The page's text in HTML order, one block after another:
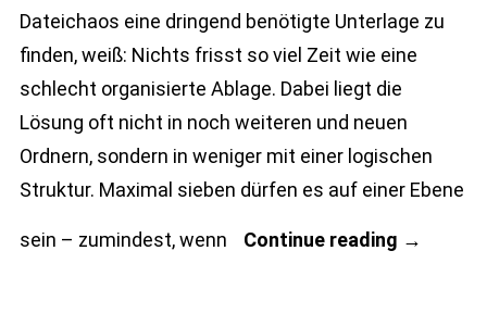
Dateichaos eine dringend benötigte Unterlage zu
finden, weiß: Nichts frisst so viel Zeit wie eine
schlecht organisierte Ablage. Dabei liegt die
Lösung oft nicht in noch weiteren und neuen
Ordnern, sondern in weniger mit einer logischen
Struktur. Maximal sieben dürfen es auf einer Ebene
sein – zumindest, wenn Continue reading 7-
→